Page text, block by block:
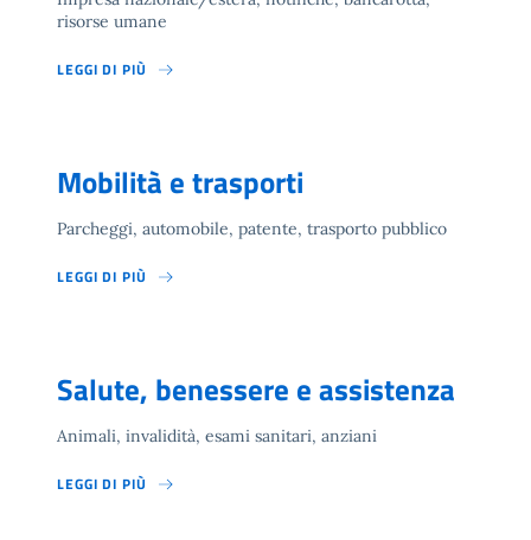
risorse umane
LEGGI DI PIÙ
Mobilità e trasporti
Parcheggi, automobile, patente, trasporto pubblico
LEGGI DI PIÙ
Salute, benessere e assistenza
Animali, invalidità, esami sanitari, anziani
LEGGI DI PIÙ